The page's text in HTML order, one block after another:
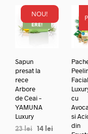
NOU!
REDUC
ERE!
Sapun
presat la
rece
Arbore
de Ceai –
YAMUNA
Luxury
23lei 14 lei
Facial
cu
si
din